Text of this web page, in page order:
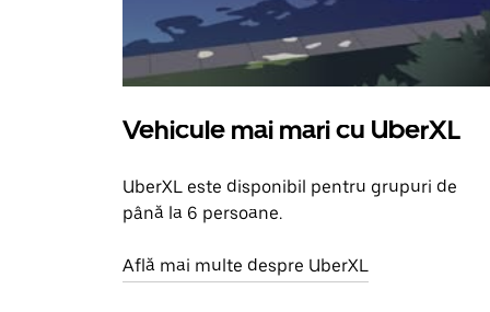
Vehicule mai mari cu UberXL
UberXL este disponibil pentru grupuri de
până la 6 persoane.
Află mai multe despre UberXL